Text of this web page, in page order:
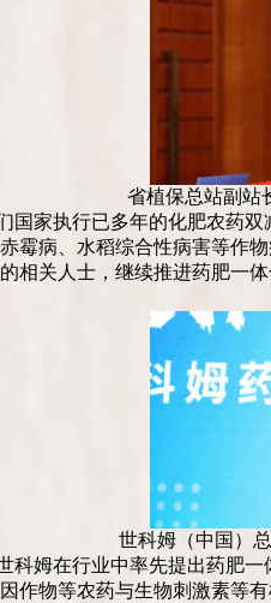
省植保总站副站
国家执行已多年的化肥农药
霉病、水稻综合性病害等作
相关人士，继续推进药肥一
世科姆（中国）
科姆在行业中率先提出药肥
作物等农药与生物刺激素等